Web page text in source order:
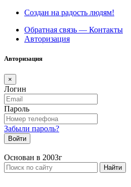
Создан на радость людям!
Обратная связь — Контакты
Авторизация
Авторизация
×
Логин
Пароль
Забыли пароль?
Войти
Основан в 2003г
Найти